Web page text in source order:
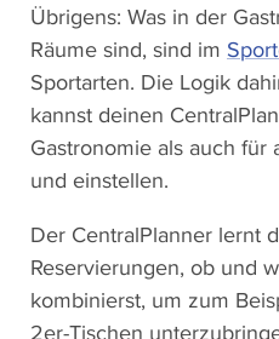
Übrigens: Was in der
Räume sind, sind im
Sportarten. Die Logik
kannst deinen
Gastronomie als auch
und einstellen.
Der CentralPlanner lernt
Reservierungen, ob und
kombinierst, um zum
2er-Tischen